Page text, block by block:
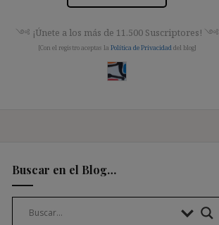
༺ ¡Únete a los más de 11.500 Suscriptores! ༺
[Con el registro aceptas la Política de Privacidad del blog]
Buscar en el Blog…